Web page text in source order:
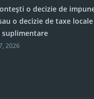
o decizie de
o decizie de taxe
suplimentare
2026